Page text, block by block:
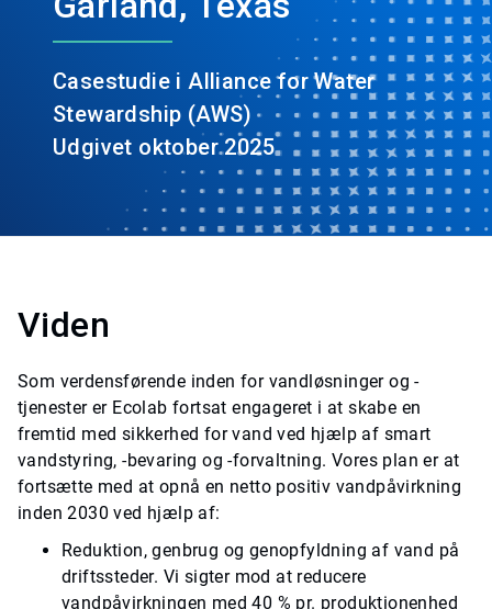
Casestudie i Alliance for Water
Stewardship (AWS)
Udgivet oktober 2025
Viden
Som verdensførende inden for vandløsninger og -
tjenester er Ecolab fortsat engageret i at skabe en
fremtid med sikkerhed for vand ved hjælp af smart
vandstyring, -bevaring og -forvaltning. Vores plan er at
fortsætte med at opnå en netto positiv vandpåvirkning
inden 2030 ved hjælp af:
Reduktion, genbrug og genopfyldning af vand på
driftssteder. Vi sigter mod at reducere
vandpåvirkningen med 40 % pr. produktionenhed